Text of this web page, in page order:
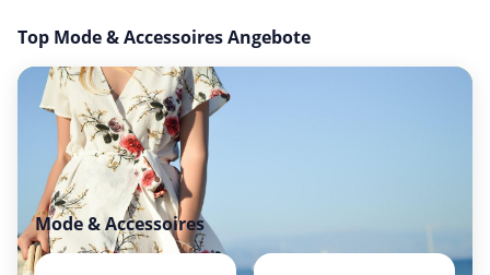
Top Mode & Accessoires Angebote
Mode & Accessoires